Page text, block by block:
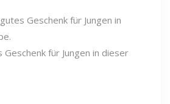
für Jungen in dieser